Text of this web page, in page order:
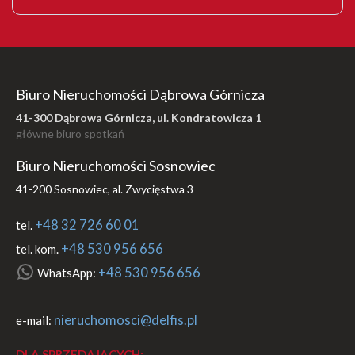
Biuro Nieruchomości Dąbrowa Górnicza
41-300 Dąbrowa Górnicza, ul. Kondratowicza 1
główne biuro spotkań
Biuro Nieruchomości Sosnowiec
41-200 Sosnowiec, al. Zwycięstwa 3
tel. +48 32 726 60 01
tel. kom. +48 530 956 656
WhatsApp: +48 530 956 656
e-mail: nieruchomosci@delfis.pl